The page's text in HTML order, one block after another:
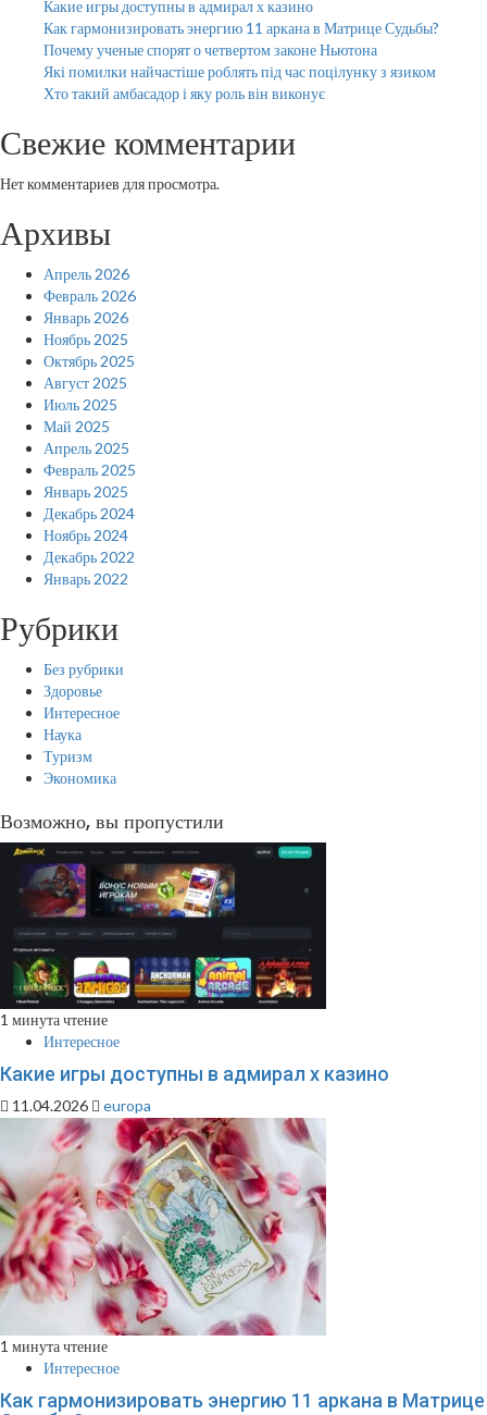
Какие игры доступны в адмирал х казино
Как гармонизировать энергию 11 аркана в Матрице Судьбы?
Почему ученые спорят о четвертом законе Ньютона
Які помилки найчастіше роблять під час поцілунку з язиком
Хто такий амбасадор і яку роль він виконує
Свежие комментарии
Нет комментариев для просмотра.
Архивы
Апрель 2026
Февраль 2026
Январь 2026
Ноябрь 2025
Октябрь 2025
Август 2025
Июль 2025
Май 2025
Апрель 2025
Февраль 2025
Январь 2025
Декабрь 2024
Ноябрь 2024
Декабрь 2022
Январь 2022
Рубрики
Без рубрики
Здоровье
Интересное
Наука
Туризм
Экономика
Возможно, вы пропустили
1 минута чтение
Интересное
Какие игры доступны в адмирал х казино
11.04.2026 europa
1 минута чтение
Интересное
Как гармонизировать энергию 11 аркана в Матрице